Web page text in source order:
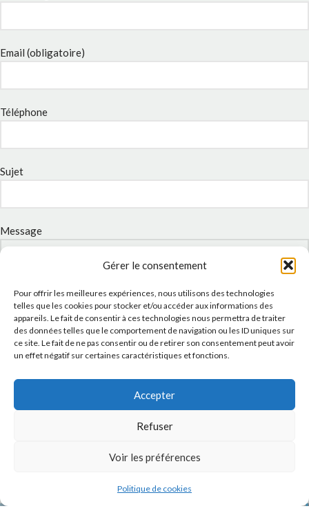
Gérer le consentement
Pour offrir les meilleures expériences, nous utilisons des technologies
telles que les cookies pour stocker et/ou accéder aux informations des
appareils. Le fait de consentir à ces technologies nous permettra de traiter
des données telles que le comportement de navigation ou les ID uniques sur
ce site. Le fait de ne pas consentir ou de retirer son consentement peut avoir
un effet négatif sur certaines caractéristiques et fonctions.
Accepter
Refuser
Voir les préférences
Politique de cookies
Email (obligatoire)
Téléphone
Sujet
Message
Politique de confidentialité